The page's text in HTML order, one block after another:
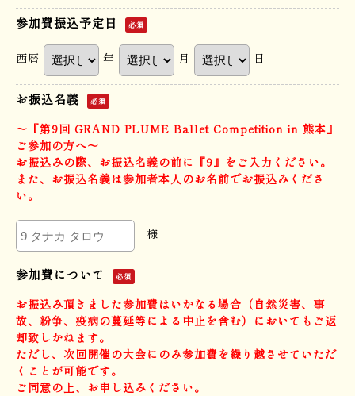
参加費振込予定日 必須
西暦 年 月 日
お振込名義 必須
〜『第9回 GRAND PLUME Ballet Competition in 熊本』
ご参加の方へ〜
お振込みの際、お振込名義の前に『9』をご入力ください。
また、お振込名義は参加者本人のお名前でお振込みくださ
い。
様
参加費について 必須
お振込み頂きました参加費はいかなる場合（自然災害、事
故、紛争、疫病の蔓延等による中止を含む）においてもご返
却致しかねます。
ただし、次回開催の大会にのみ参加費を繰り越させていただ
くことが可能です。
ご同意の上、お申し込みください。